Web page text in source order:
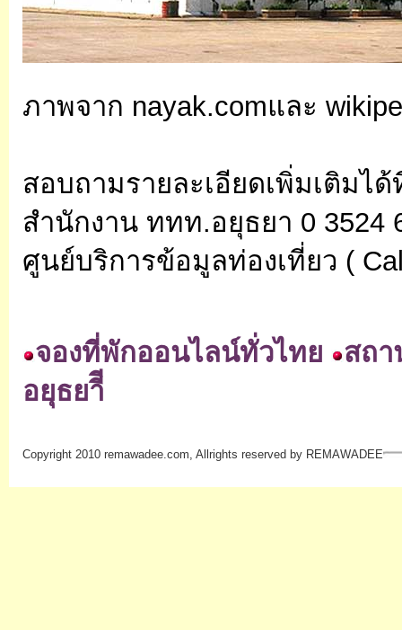
ภาพจาก nayak.comและ
สอบถามรายละเอียดเพิ่มเติมได้
สำนักงาน ททท.อยุธยา 0 3524
ศูนย์บริการข้อมูลท่องเที่ยว (
จองที่พักออนไลน์ทั่วไทย
สถา
อยุธยาีี
Copyright 2010 remawadee.com, Allrights reserved by REMAWADEE